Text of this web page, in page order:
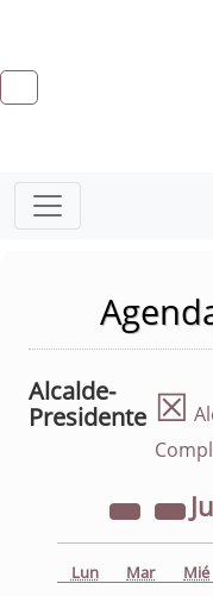
Alcalde-
Presidente ☒
Lun Mar Mié